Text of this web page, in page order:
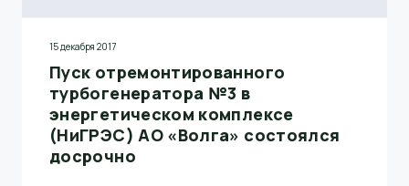
15 декабря 2017
Пуск отремонтированного
турбогенератора №3 в
энергетическом комплексе
(НиГРЭС) АО «Волга» состоялся
досрочно